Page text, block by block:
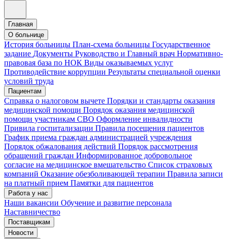
Главная
О больнице
История больницы План-схема больницы Государственное
задание Документы Руководство и Главный врач Нормативно-
правовая база по НОК Виды оказываемых услуг
Противодействие коррупции Результаты специальной оценки
условий труда
Пациентам
Справка о налоговом вычете Порядки и стандарты оказания
медицинской помощи Порядок оказания медицинской
помощи участникам СВО Оформление инвалидности
Привила госпитализации Правила посещения пациентов
График приема граждан администрацией учреждения
Порядок обжалования действий Порядок рассмотрения
обращений граждан Информированное добровольное
согласие на медицинское вмешательство Список страховых
компаний Оказание обезболивающей терапии Правила записи
на платный прием Памятки для пациентов
Работа у нас
Наши вакансии Обучение и развитие персонала
Наставничество
Поставщикам
Новости